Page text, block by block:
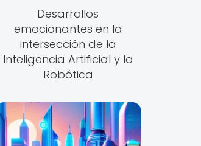
Desarrollos
emocionantes en la
intersección de la
Inteligencia Artificial y la
Robótica